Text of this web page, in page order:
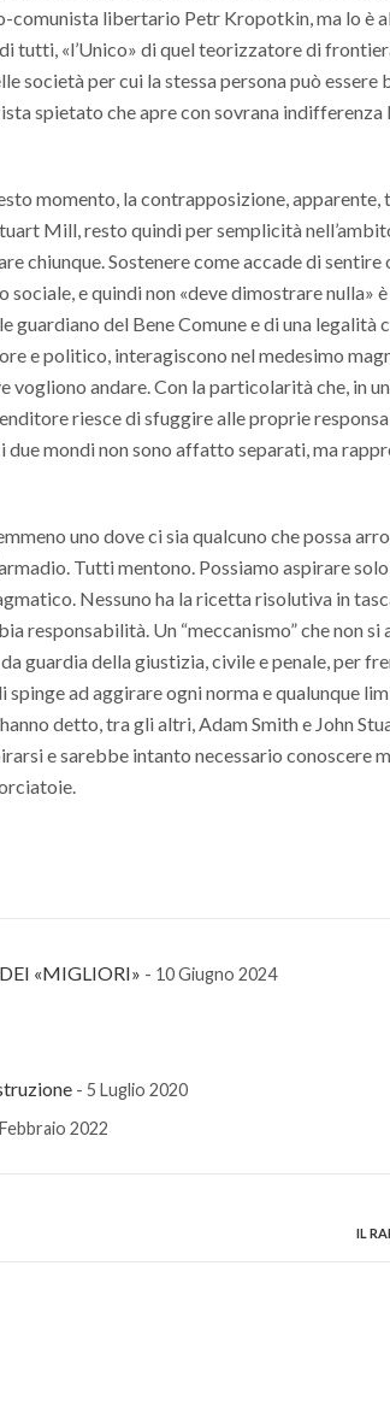
comunista libertario Petr Kropotkin, ma lo è
tutti, «l’Unico» di quel teorizzatore di
società per cui la stessa persona può essere
spietato che apre con sovrana
momento, la contrapposizione,
Mill, resto quindi per semplicità
chiunque. Sostenere come accade di sentire
e quindi non «deve dimostrare nulla»
guardiano del Bene Comune e di una legalità
e politico, interagiscono nel medesimo
vogliono andare. Con la particolarità che, in
riesce di sfuggire alle proprie
mondi non sono affatto separati, ma
uno dove ci sia qualcuno che possa
Tutti mentono. Possiamo aspirare
Nessuno ha la ricetta risolutiva in
responsabilità. Un “meccanismo” che non
guardia della giustizia, civile e penale, per
ad aggirare ogni norma e qualunque
detto, tra gli altri, Adam Smith e John
e sarebbe intanto necessario conoscere
«MIGLIORI» - 10 Giugno 2024
- 5 Luglio 2020
2022
IL